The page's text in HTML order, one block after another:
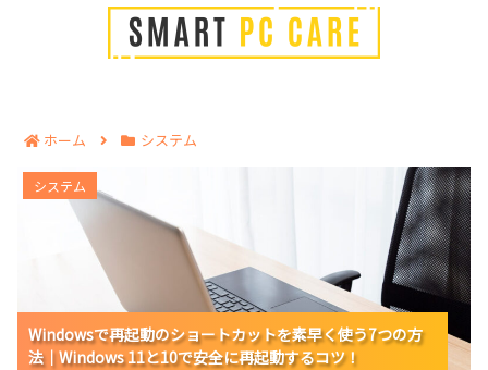
ホーム システム
Windowsで再起動のショートカットを素早く使う7つの
方法｜Windows 11と10で安全に再起動するコツ！
Windowsで再起動のショートカットを素早く使う7つの方
法｜Windows 11と10で安全に再起動するコツ！
Windowsで再起動のショートカットを素早く使う7つの方
法｜Windows 11と10で安全に再起動するコツ！
Windowsで再起動のショートカットを素早く使う7つの方
法｜Windows 11と10で安全に再起動するコツ！
システム